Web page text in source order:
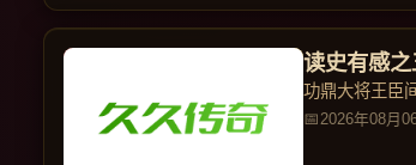
读史有感
功鼎大将王臣
2026年08月